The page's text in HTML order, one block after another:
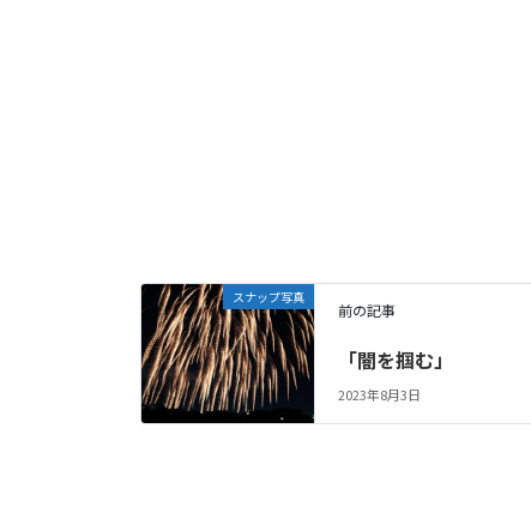
スナップ写真
前の記事
「闇を掴む」
2023年8月3日